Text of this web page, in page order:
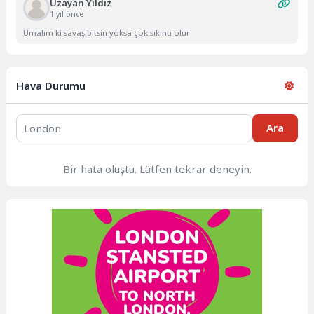
Uzayan Yıldız
1 yıl önce
Umalım ki savaş bitsin yoksa çok sıkıntı olur
Hava Durumu
Ara
Bir hata oluştu. Lütfen tekrar deneyin.